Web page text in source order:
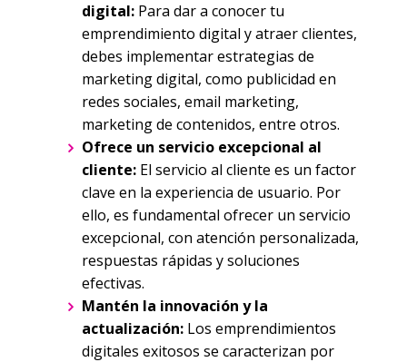
digital: Para dar a conocer tu
emprendimiento digital y atraer clientes,
debes implementar estrategias de
marketing digital, como publicidad en
redes sociales, email marketing,
marketing de contenidos, entre otros.
Ofrece un servicio excepcional al
cliente: El servicio al cliente es un factor
clave en la experiencia de usuario. Por
ello, es fundamental ofrecer un servicio
excepcional, con atención personalizada,
respuestas rápidas y soluciones
efectivas.
Mantén la innovación y la
actualización: Los emprendimientos
digitales exitosos se caracterizan por